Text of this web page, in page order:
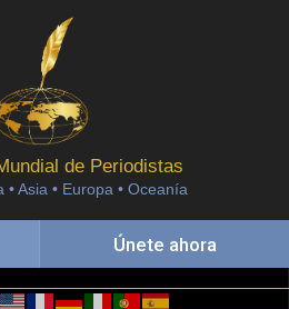
de Periodistas
• Asia • Europa • Oceanía
Únete ahora